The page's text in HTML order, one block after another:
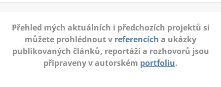
Přehled mých aktuálních i předchozích projektů si
můžete prohlédnout v referencích a ukázky
publikovaných článků, reportáží a rozhovorů jsou
připraveny v autorském portfoliu.